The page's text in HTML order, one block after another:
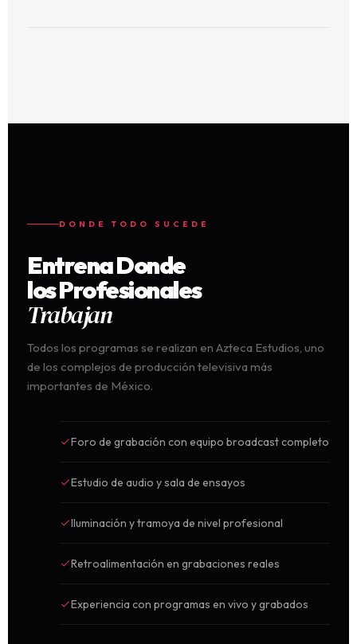
DONDE TODO SUCEDE
Entrena Donde
los Profesionales
Trabajan
Todos los programas se realizan en Azteca Estudios, uno
de los complejos de producción televisiva más
importantes de México.
Foro de grabación con equipo broadcast completo
Estudio de audio y sala de ensayos
Iluminación y tramoya de nivel profesional
Retroalimentación en grabaciones reales
Experiencia con programas en vivo y grabados